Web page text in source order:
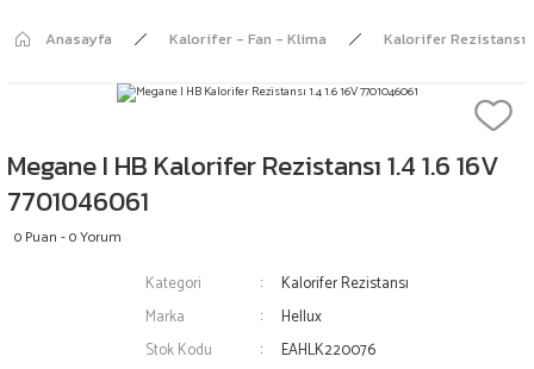
Anasayfa Kalorifer - Fan - Klima Kalorifer Rezistansı
Megane I HB Kalorifer Rezistansı 1.4 1.6 16V
7701046061
0 Puan - 0 Yorum
Kategori
Kalorifer Rezistansı
Marka
Hellux
Stok Kodu
EAHLK220076